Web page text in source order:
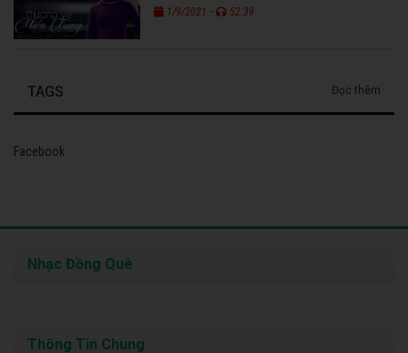
1/9/2021 - 52:39
TAGS Đọc thêm
Facebook
Nhạc Đồng Quê
Thông Tin Chung